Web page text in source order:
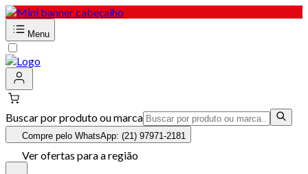
Menu
Buscar por produto ou marca
Compre pelo WhatsApp: (21) 97971-2181
Ver ofertas para a região